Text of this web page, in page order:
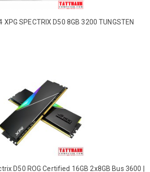
XPG SPECTRIX D50 8GB 3200 TUNGSTEN
D50 ROG Certified 16GB 2x8GB Bus 3600 |